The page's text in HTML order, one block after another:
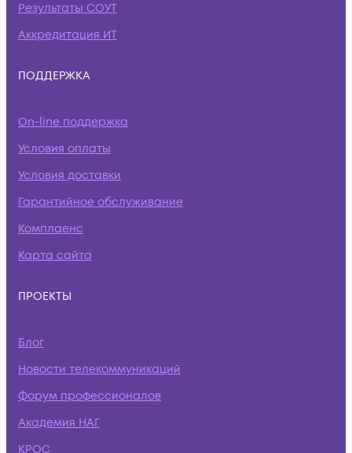
Результаты СОУТ
Аккредитация ИТ
ПОДДЕРЖКА
On-line поддержка
Условия оплаты
Условия доставки
Гарантийное обслуживание
Комплаенс
Карта сайта
ПРОЕКТЫ
Блог
Новости телекоммуникаций
Форум профессионалов
Академия НАГ
КРОС